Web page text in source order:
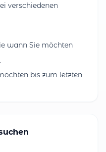
verschiedenen
wann Sie möchten
bis zum letzten